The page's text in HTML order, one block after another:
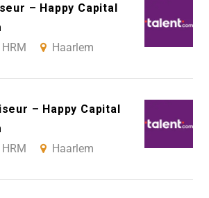
– Happy Capital
Haarlem
– Happy Capital
Haarlem